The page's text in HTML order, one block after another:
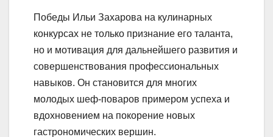
Победы Ильи Захарова на кулинарных
конкурсах не только признание его таланта,
но и мотивация для дальнейшего развития и
совершенствования профессиональных
навыков. Он становится для многих
молодых шеф-поваров примером успеха и
вдохновением на покорение новых
гастрономических вершин.